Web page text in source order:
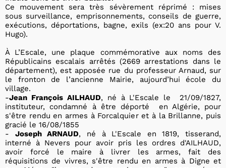
Ce mouvement sera très sévèrement réprimé : mises
sous surveillance, emprisonnements, conseils de guerre,
exécutions, déportations, bagne, exils (ex:20 ans pour V.
Hugo).
À L’Escale, une plaque commémorative aux noms des
Républicains escalais arrêtés (2669 arrestations dans le
département), est apposée rue du professeur Arnaud, sur
le fronton de l’ancienne Mairie, aujourd’hui école du
village.
-Jean François AILHAUD, né à L'Escale le 21/09/1827,
instituteur, condamné à être déporté en Algérie, pour
s'être rendu en armes à Forcalquier et à la Brillanne, puis
gracié le 16/08/1855
- Joseph ARNAUD, né à L'Escale en 1819, tisserand,
interné à Nevers pour avoir pris les ordres d'AILHAUD,
avoir forcé le maire à livrer les armes, fait des
réquisitions de vivres, s'être rendu en armes à Digne et